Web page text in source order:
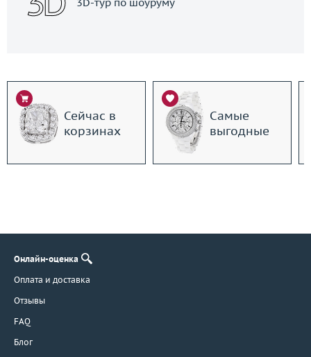
Сейчас в
корзинах
Самые
выгодные
Онлайн-оценка
Оплата и доставка
Отзывы
FAQ
Блог